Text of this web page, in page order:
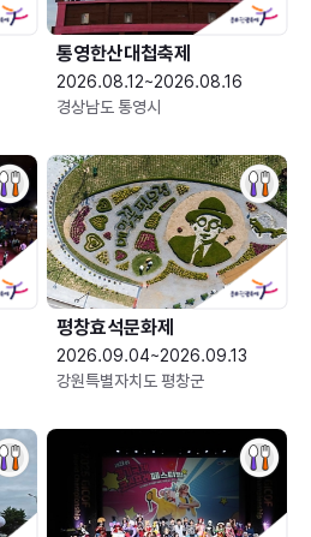
통영한산대첩축제
2026.08.12~2026.08.16
경상남도 통영시
평창효석문화제
2026.09.04~2026.09.13
강원특별자치도 평창군